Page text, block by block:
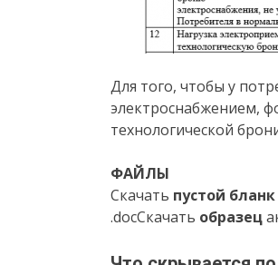
Для того, чтобы у
электроснабжением,
технологической
ФАЙЛЫ
Скачать пустой бланк
.docСкачать образец